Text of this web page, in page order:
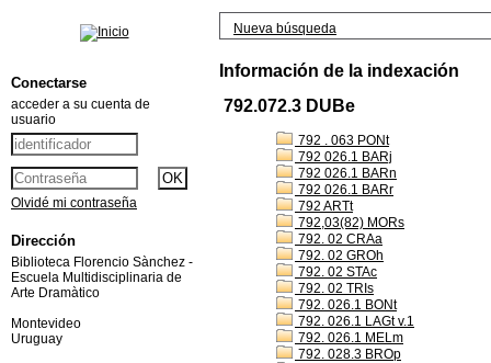
Nueva búsqueda
Información de la indexación
792.072.3 DUBe
792 . 063 PONt
792 026.1 BARj
792 026.1 BARn
792 026.1 BARr
792 ARTt
792,03(82) MORs
792. 02 CRAa
792. 02 GROh
792. 02 STAc
792. 02 TRIs
792. 026.1 BONt
792. 026.1 LAGt v.1
792. 026.1 MELm
792. 028.3 BROp
Conectarse
acceder a su cuenta de
usuario
Olvidé mi contraseña
Dirección
Biblioteca Florencio Sànchez -
Escuela Multidisciplinaria de
Arte Dramàtico
Montevideo
Uruguay